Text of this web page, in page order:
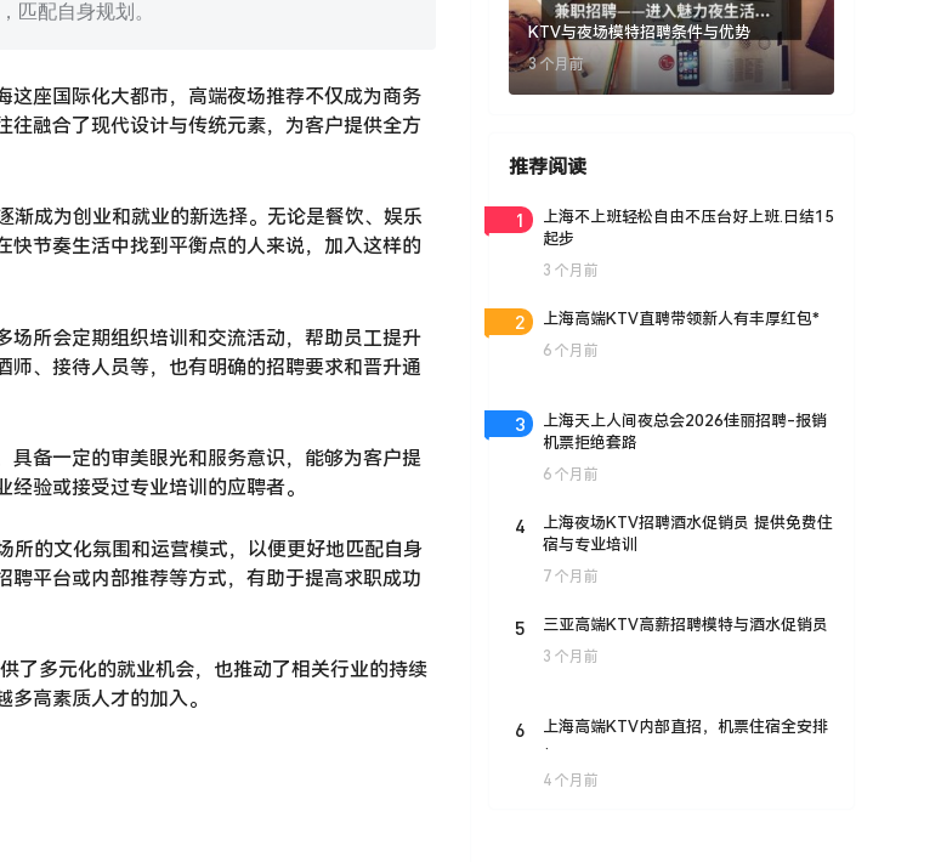
匹配自身规划。
这座国际化大都市，高端夜场推荐不仅成为商务
融合了现代设计与传统元素，为客户提供全方
渐成为创业和就业的新选择。无论是餐饮、娱乐
节奏生活中找到平衡点的人来说，加入这样的
场所会定期组织培训和交流活动，帮助员工提升
、接待人员等，也有明确的招聘要求和晋升通
备一定的审美眼光和服务意识，能够为客户提
验或接受过专业培训的应聘者。
所的文化氛围和运营模式，以便更好地匹配自身
平台或内部推荐等方式，有助于提高求职成功
了多元化的就业机会，也推动了相关行业的持续
高素质人才的加入。
KTV与夜场模特招聘条件与优势
3 个月前
推荐阅读
1
上海不上班轻松自由不压台好上班.日结15
起步
3 个月前
2 上海高端KTV直聘带领新人有丰厚红包*
6 个月前
3
上海天上人间夜总会2026佳丽招聘-报销
机票拒绝套路
6 个月前
4
上海夜场KTV招聘酒水促销员 提供免费住
宿与专业培训
7 个月前
5 三亚高端KTV高薪招聘模特与酒水促销员
3 个月前
6
上海高端KTV内部直招，机票住宿全安排
·
4 个月前